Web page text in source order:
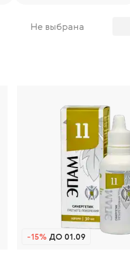
Не выбрана
-15% ДО 01.09